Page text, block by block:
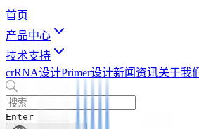
首页
产品中心
技术支持
crRNA设计Primer设计新闻资讯关于我们
Enter